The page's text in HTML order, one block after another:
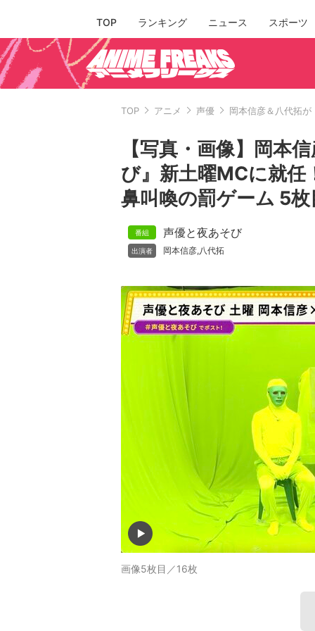
TOP ランキング ニュース スポーツ
TOP アニメ 声優 岡本信彦＆八代拓
【写真・画像】岡本
び』新土曜MCに就任
鼻叫喚の罰ゲーム 5枚
声優と夜あそび
岡本信彦,八代拓
画像5枚目／16枚